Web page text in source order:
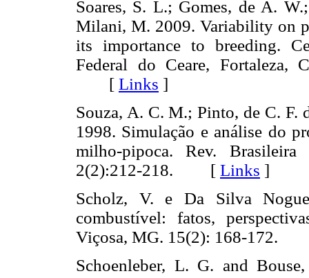
Soares, S. L.; Gomes, de A.
Milani, M. 2009. Variability on
its importance to breeding.
Federal do Ceare, Fortaleza,
[ Links ]
Souza, A. C. M.; Pinto, de C.
1998. Simulação e análise do
milho-pipoca. Rev.
2(2):212-218. [ Links ]
Scholz, V. e Da Silva
combustível: fatos,
Viçosa, MG. 15(2): 168-
Schoenleber, L. G. and